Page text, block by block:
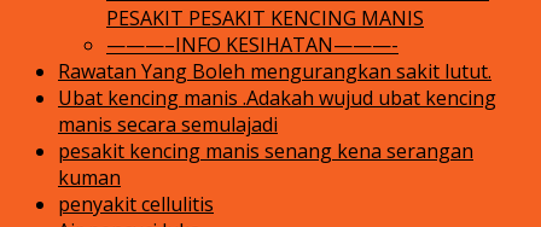
PESAKIT PESAKIT KENCING MANIS
———–INFO KESIHATAN———-
Rawatan Yang Boleh mengurangkan sakit lutut.
Ubat kencing manis .Adakah wujud ubat kencing
manis secara semulajadi
pesakit kencing manis senang kena serangan
kuman
penyakit cellulitis